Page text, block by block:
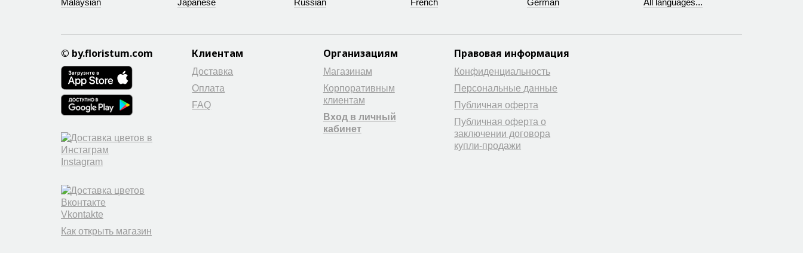
© by.floristum.com
Instagram
Vkontakte
Как открыть магазин
Клиентам
Доставка
Оплата
FAQ
Организациям
Магазинам
Корпоративным
клиентам
Вход в личный
кабинет
Правовая информация
Конфиденциальность
Персональные данные
Публичная оферта
Публичная оферта о
заключении договора
купли-продажи